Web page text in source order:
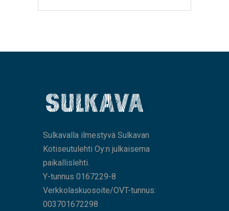
Sulkavalla ilmestyvä Sulkavan
Kotiseutulehti Oy:n julkaisema
paikallislehti.
Y-tunnus 0167229-8
Verkkolaskuosoite/OVT-tunnus:
003701672298